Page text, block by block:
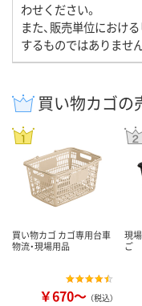
わせください。
また、販売単位におけ
するものではありませ
買い物カゴの
買い物カゴ カゴ専用台車
物流・現場用品
￥670～ （税込）
現
ご